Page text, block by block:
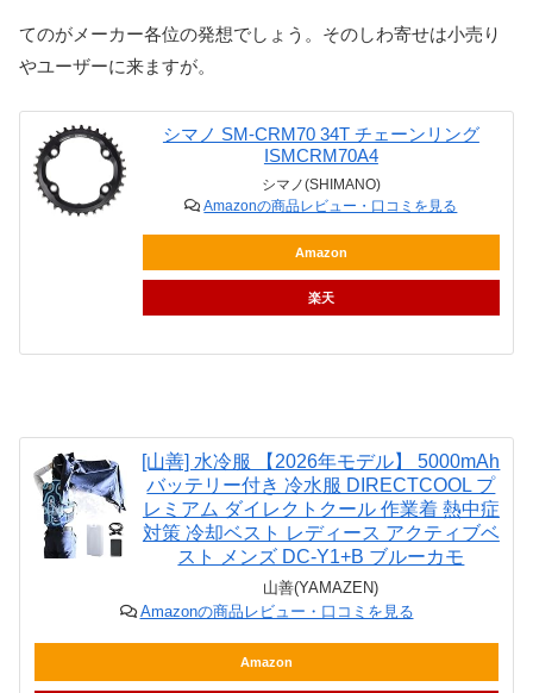
てのがメーカー各位の発想でしょう。そのしわ寄せは小売り
やユーザーに来ますが。
シマノ SM-CRM70 34T チェーンリング
ISMCRM70A4
シマノ(SHIMANO)
Amazonの商品レビュー・口コミを見る
Amazon
楽天
[山善] 水冷服 【2026年モデル】 5000mAh
バッテリー付き 冷水服 DIRECTCOOL プ
レミアム ダイレクトクール 作業着 熱中症
対策 冷却ベスト レディース アクティブベ
スト メンズ DC-Y1+B ブルーカモ
山善(YAMAZEN)
Amazonの商品レビュー・口コミを見る
Amazon